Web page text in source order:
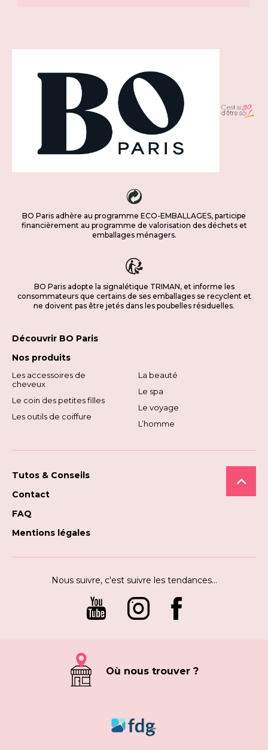
BO Paris adhère au programme ECO-EMBALLAGES, participe
financièrement au programme de valorisation des déchets et
emballages ménagers.
BO Paris adopte la signalétique TRIMAN, et informe les
consommateurs que certains de ses emballages se recyclent et
ne doivent pas être jetés dans les poubelles résiduelles.
Découvrir BO Paris
Nos produits
Les accessoires de
cheveux
Le coin des petites filles
Les outils de coiffure
La beauté
Le spa
Le voyage
L’homme
Tutos & Conseils
Contact
FAQ
Mentions légales
Nous suivre, c'est suivre les tendances...
Où nous trouver ?